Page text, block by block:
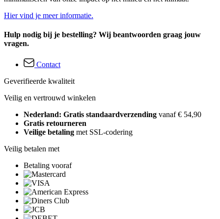
Hier vind je meer informatie.
Hulp nodig bij je bestelling? Wij beantwoorden graag jouw
vragen.
Contact
Geverifieerde kwaliteit
Veilig en vertrouwd winkelen
Nederland: Gratis standaardverzending vanaf € 54,90
Gratis retourneren
Veilige betaling met SSL-codering
Veilig betalen met
Betaling vooraf